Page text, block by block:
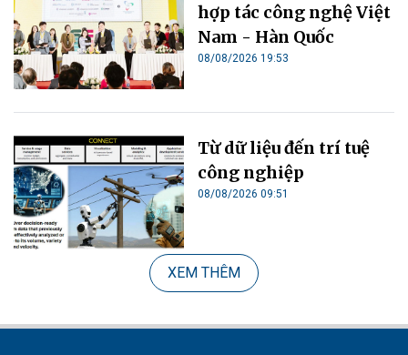
hợp tác công nghệ Việt
Nam - Hàn Quốc
08/08/2026 19:53
Từ dữ liệu đến trí tuệ
công nghiệp
08/08/2026 09:51
XEM THÊM